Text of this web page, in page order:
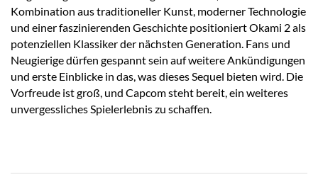
Kombination aus traditioneller Kunst, moderner Technologie
und einer faszinierenden Geschichte positioniert Okami 2 als
potenziellen Klassiker der nächsten Generation. Fans und
Neugierige dürfen gespannt sein auf weitere Ankündigungen
und erste Einblicke in das, was dieses Sequel bieten wird. Die
Vorfreude ist groß, und Capcom steht bereit, ein weiteres
unvergessliches Spielerlebnis zu schaffen.